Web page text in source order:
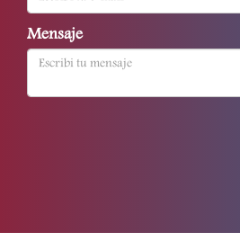
Mensaje